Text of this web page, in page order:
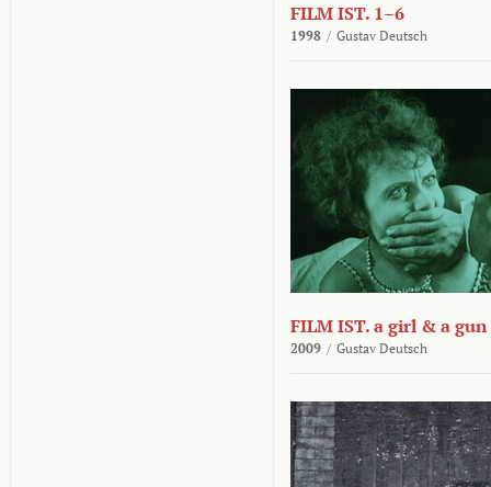
FILM IST. 1–6
1998 / Gustav Deutsch
FILM IST. a girl & a gun
2009 / Gustav Deutsch